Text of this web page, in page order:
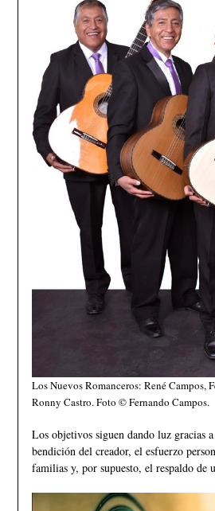
Los Nuevos Romanceros: René Campos,
Ronny Castro. Foto © Fernando Campos.
Los objetivos siguen dando luz gracias
bendición del creador, el esfuerzo
familias y, por supuesto, el respaldo de